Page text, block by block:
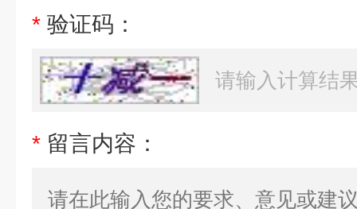
* 验证码：
* 留言内容：